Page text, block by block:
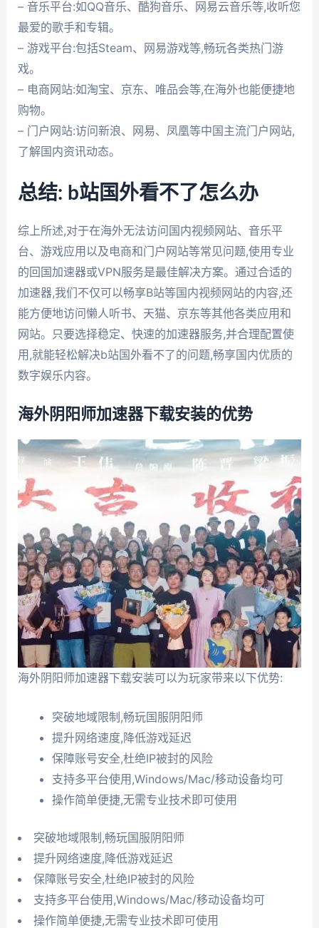
– 音乐平台:如QQ音乐、酷狗音乐、网易云音乐等,收听您
最爱的歌手和专辑。
– 游戏平台:包括Steam、网易游戏等,畅玩各类热门游
戏。
– 电商网站:如淘宝、京东、唯品会等,在海外也能便捷地
购物。
– 门户网站:访问新浪、网易、凤凰等中国主流门户网站,
了解国内资讯动态。
总结: b站国外看不了怎么办
综上所述,对于在海外无法访问国内视频网站、音乐平
台、游戏应用以及电商和门户网站等常见问题,使用专业
的回国加速器或VPN服务是最佳解决方案。通过合适的
加速器,我们不仅可以畅享B站等国内视频网站的内容,还
能方便地访问懒人听书、天猫、京东等其他各类应用和
网站。只要选择稳定、快速的加速器服务,并合理配置使
用,就能轻松解决b站国外看不了的问题,畅享国内优质的
数字娱乐内容。
海外阴阳师加速器下载安装的优势
海外阴阳师加速器下载安装可以为玩家带来以下优势:
突破地域限制,畅玩国服阴阳师
提升网络速度,降低游戏延迟
保障账号安全,杜绝IP被封的风险
支持多平台使用,Windows/Mac/移动设备均可
操作简单便捷,无需专业技术即可使用
突破地域限制,畅玩国服阴阳师
提升网络速度,降低游戏延迟
保障账号安全,杜绝IP被封的风险
支持多平台使用,Windows/Mac/移动设备均可
操作简单便捷,无需专业技术即可使用